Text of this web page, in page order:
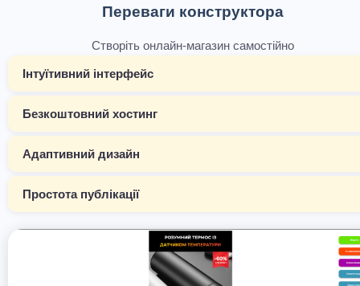
Переваги конструктора
Створіть онлайн-магазин самостійно
Інтуїтивний інтерфейс
Безкоштовний хостинг
Адаптивний дизайн
Простота публікації